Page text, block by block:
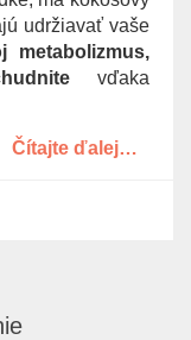
udržiavať vaše
metabolizmus,
vďaka
Čítajte ďalej…